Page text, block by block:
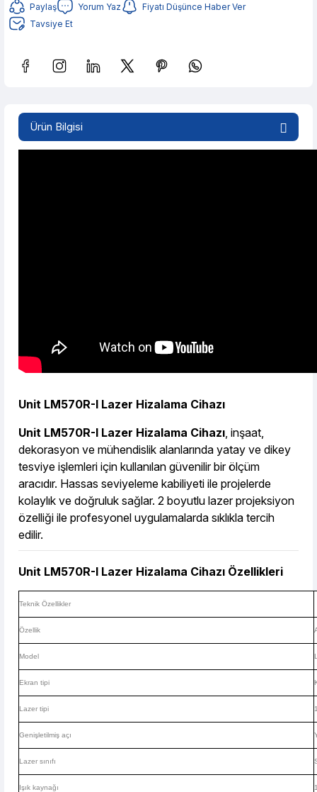
Paylaş Yorum Yaz
Fiyatı Düşünce Haber Ver
Tavsiye Et
%2 İndirim Güvenilir Alışveriş
Ürün Bilgisi
Unit LM570R-I Lazer Hizalama Cihazı
Unit LM570R-I Lazer Hizalama Cihazı, inşaat,
dekorasyon ve mühendislik alanlarında yatay ve dikey
tesviye işlemleri için kullanılan güvenilir bir ölçüm
aracıdır. Hassas seviyeleme kabiliyeti ile projelerde
kolaylık ve doğruluk sağlar. 2 boyutlu lazer projeksiyon
özelliği ile profesyonel uygulamalarda sıklıkla tercih
edilir.
Unit LM570R-I Lazer Hizalama Cihazı Özellikleri
Teknik Özellikler
Özellik
Model
Ekran tipi
Lazer tipi
Genişletilmiş açı
Lazer sınıfı
Işık kaynağı